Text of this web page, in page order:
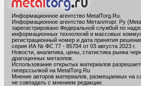
Информационное агентство MetalTorg.Ru
Информационное агентство Металлторг. Ру
зарегистрировано Федеральной службой по
информационных технологий и массовых
регистрационный номер и дата принятия
серия ИА № ФС 77 - 85704 от 03 августа 2023 г.
Новости, аналитика, цены, статистика рынка
драгоценных металлов.
Использование открытых материалов
гиперссылкой на MetalTorg.Ru
Мнение авторов материалов, размещаемых на
не совпадать с мнением редакции.